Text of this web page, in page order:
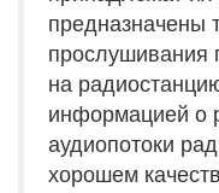
предназначены
прослушивания
на
информацией о
аудиопотоки
хорошем